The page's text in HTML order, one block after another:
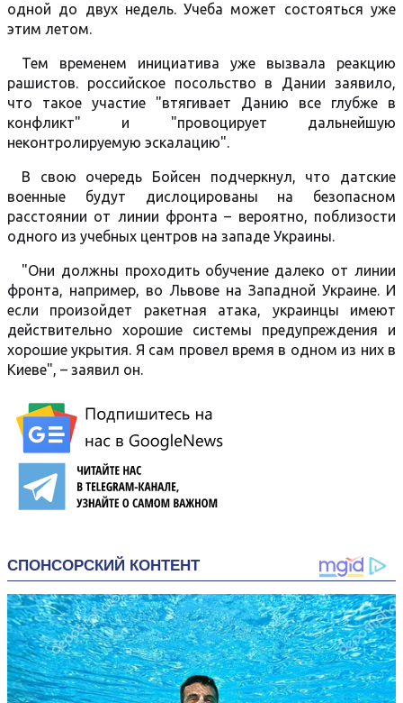
одной до двух недель. Учеба может состояться уже
этим летом.
Тем временем инициатива уже вызвала реакцию
рашистов. российское посольство в Дании заявило,
что такое участие "втягивает Данию все глубже в
конфликт" и "провоцирует дальнейшую
неконтролируемую эскалацию".
В свою очередь Бойсен подчеркнул, что датские
военные будут дислоцированы на безопасном
расстоянии от линии фронта – вероятно, поблизости
одного из учебных центров на западе Украины.
"Они должны проходить обучение далеко от линии
фронта, например, во Львове на Западной Украине. И
если произойдет ракетная атака, украинцы имеют
действительно хорошие системы предупреждения и
хорошие укрытия. Я сам провел время в одном из них в
Киеве", – заявил он.